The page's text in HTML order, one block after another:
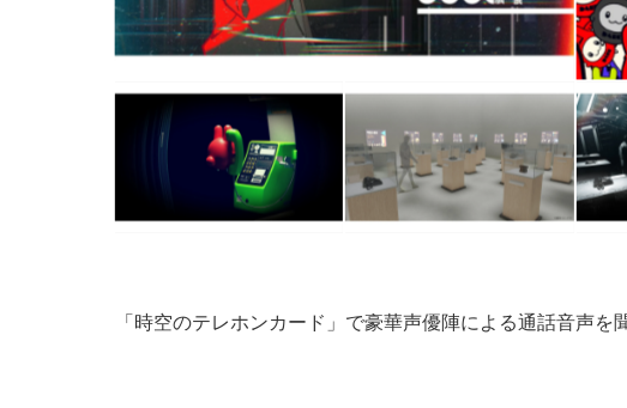
「時空のテレホンカード」で豪華声優陣による通話音声